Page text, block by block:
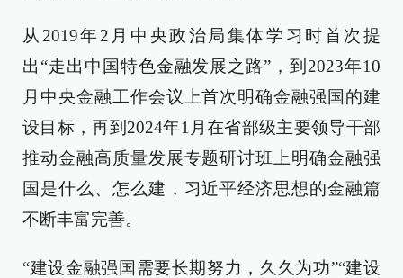
从2019年2月中央政治局集体学习时首次提
出“走出中国特色金融发展之路”，到2023年10
月中央金融工作会议上首次明确金融强国的建
设目标，再到2024年1月在省部级主要领导干部
推动金融高质量发展专题研讨班上明确金融强
国是什么、怎么建，习近平经济思想的金融篇
不断丰富完善。
“建设金融强国需要长期努力，久久为功”“建设